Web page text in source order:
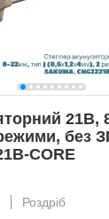
21В,
без
CORE
Роздріб